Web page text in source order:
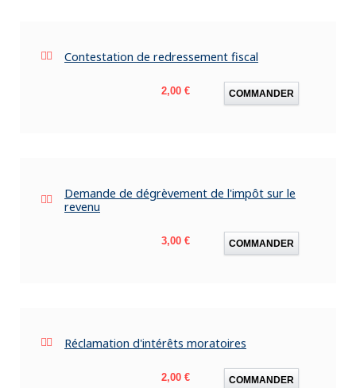
Contestation de redressement fiscal
Prix
2,00 € COMMANDER
Demande de dégrèvement de l'impôt sur le
revenu
Prix
3,00 € COMMANDER
Réclamation d'intérêts moratoires
Prix
2,00 € COMMANDER